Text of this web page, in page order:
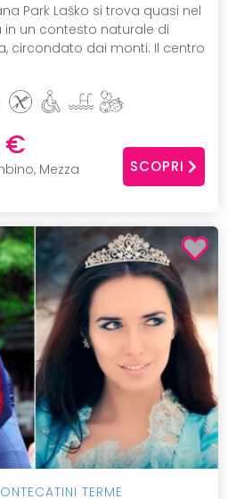
Park Laško si trova quasi nel
in un contesto naturale di
circondato dai monti. Il centro
€
Mezza
SCOPRI
TERME